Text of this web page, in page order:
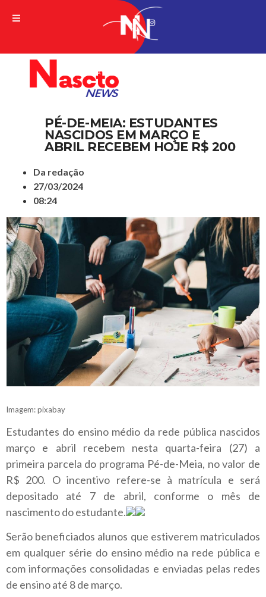
A VERDADE DA NOTICIA
PÉ-DE-MEIA: ESTUDANTES
NASCIDOS EM MARÇO E
ABRIL RECEBEM HOJE R$ 200
Da redação
27/03/2024
08:24
Imagem: pixabay
Estudantes do ensino médio da rede pública nascidos
março e abril recebem nesta quarta-feira (27) a
primeira parcela do programa Pé-de-Meia, no valor de
R$ 200. O incentivo refere-se à matrícula e será
depositado até 7 de abril, conforme o mês de
nascimento do estudante.
Serão beneficiados alunos que estiverem matriculados
em qualquer série do ensino médio na rede pública e
com informações consolidadas e enviadas pelas redes
de ensino até 8 de março.